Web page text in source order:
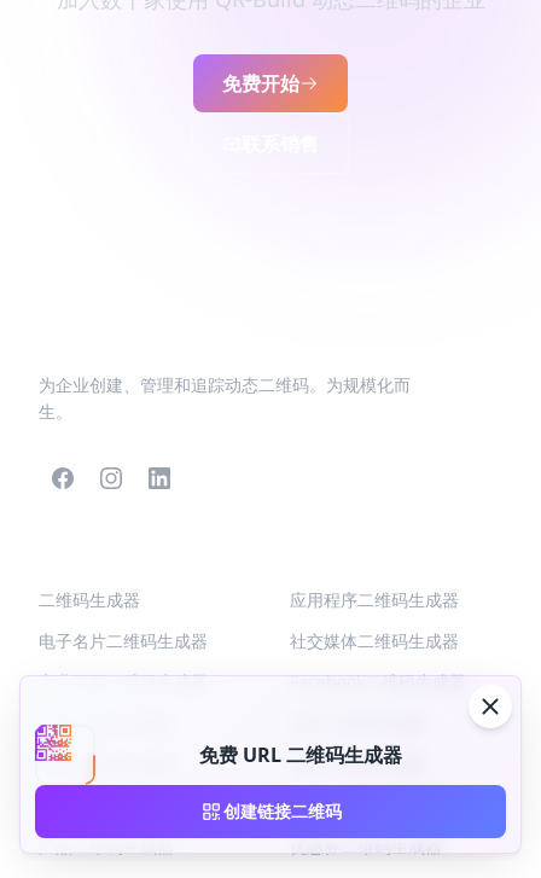
免费 URL 二维码生成器
创建链接二维码
免费开始
为企业创建、管理和追踪动态二维码。为规模化而
生。
二维码生成器
电子名片二维码生成器
商业页面二维码生成器
链接二维码生成器
菜单二维码生成器
产品二维码生成器
应用程序二维码生成器
社交媒体二维码生成器
Facebook二维码生成器
WiFi二维码生成器
图片二维码生成器
优惠券二维码生成器